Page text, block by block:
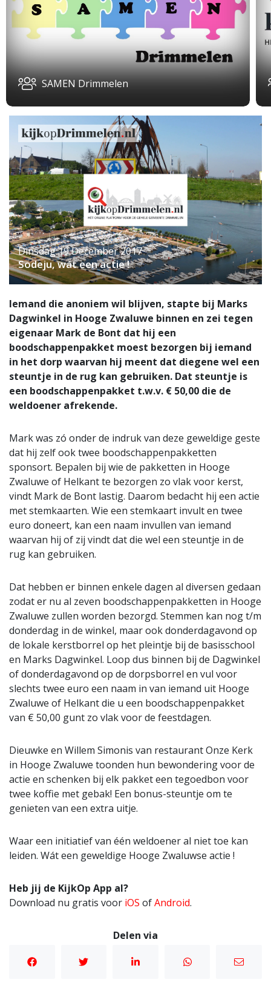
SAMEN Drimmelen
Dinsdag 19 December 2017
Sodeju, wát een actie !
Iemand die anoniem wil blijven, stapte bij Marks
Dagwinkel in Hooge Zwaluwe binnen en zei tegen
eigenaar Mark de Bont dat hij een
boodschappenpakket moest bezorgen bij iemand
in het dorp waarvan hij meent dat diegene wel een
steuntje in de rug kan gebruiken. Dat steuntje is
een boodschappenpakket t.w.v. € 50,00 die de
weldoener afrekende.
Mark was zó onder de indruk van deze geweldige geste
dat hij zelf ook twee boodschappenpakketten
sponsort. Bepalen bij wie de pakketten in Hooge
Zwaluwe of Helkant te bezorgen zo vlak voor kerst,
vindt Mark de Bont lastig. Daarom bedacht hij een actie
met stemkaarten. Wie een stemkaart invult en twee
euro doneert, kan een naam invullen van iemand
waarvan hij of zij vindt dat die wel een steuntje in de
rug kan gebruiken.
Dat hebben er binnen enkele dagen al diversen gedaan
zodat er nu al zeven boodschappenpakketten in Hooge
Zwaluwe zullen worden bezorgd. Stemmen kan nog t/m
donderdag in de winkel, maar ook donderdagavond op
de lokale kerstborrel op het pleintje bij de basisschool
en Marks Dagwinkel. Loop dus binnen bij de Dagwinkel
of donderdagavond op de dorpsborrel en vul voor
slechts twee euro een naam in van iemand uit Hooge
Zwaluwe of Helkant die u een boodschappenpakket
van € 50,00 gunt zo vlak voor de feestdagen.
Dieuwke en Willem Simonis van restaurant Onze Kerk
in Hooge Zwaluwe toonden hun bewondering voor de
actie en schenken bij elk pakket een tegoedbon voor
twee koffie met gebak! Een bonus-steuntje om te
genieten van een extra uitje.
Waar een initiatief van één weldoener al niet toe kan
leiden. Wát een geweldige Hooge Zwaluwse actie !
Heb jij de KijkOp App al?
Download nu gratis voor iOS ofAndroid.
Delen via